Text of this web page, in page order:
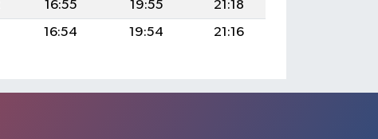
16:55 19:55
21:18
16:54 19:54 21:16